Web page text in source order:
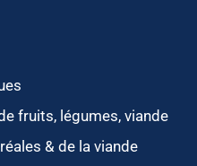
fruits, légumes, viande
& de la viande